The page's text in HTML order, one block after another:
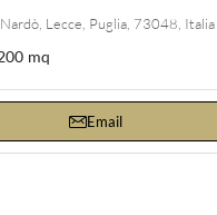
Lecce, Puglia, 73048, Italia
mq
Email